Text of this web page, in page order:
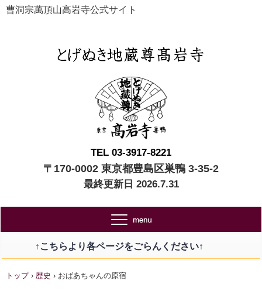
曹洞宗萬頂山高岩寺公式サイト
TEL 03-3917-8221
〒170-0002 東京都豊島区巣鴨 3-35-2
最終更新日 2026.7.31
↑こちらより各ページをごらんください↑
トップ › 歴史 › おばあちゃんの原宿